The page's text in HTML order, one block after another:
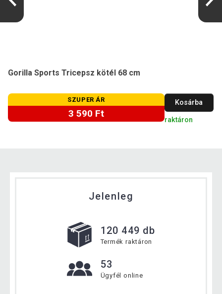
Gorilla Sports Tricepsz kötél 68 cm
SZUPER ÁR
3 590 Ft
Kosárba
raktáron
Jelenleg
120 449 db
Termék raktáron
53
Ügyfél online